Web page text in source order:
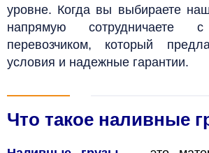
уровне. Когда вы выбираете
напрямую сотрудничаете
перевозчиком, который
условия и надежные гарантии.
Что такое наливные